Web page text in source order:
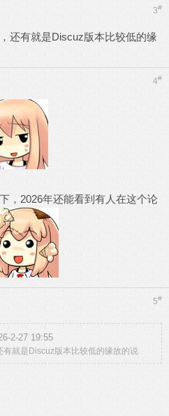
3#
还有就是Discuz版本比较低的缘
4#
，2026年还能看到有人在这个论
5#
2-27 19:55
有就是Discuz版本比较低的缘故的说